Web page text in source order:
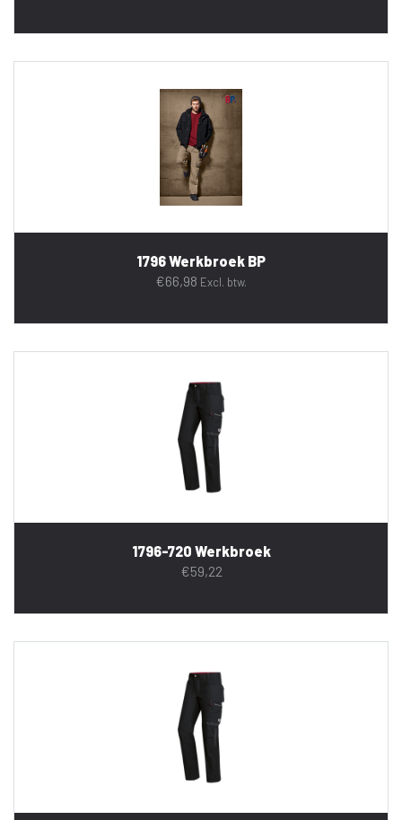
1796 Werkbroek BP
€66,98 Excl. btw.
1796-720 Werkbroek
€59,22